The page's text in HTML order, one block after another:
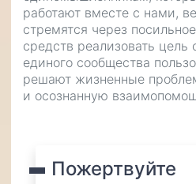
работают вместе с нами,
стремятся через
средств реализовать
единого сообщества
решают жизненные
и осознанную
Пожертвуйте